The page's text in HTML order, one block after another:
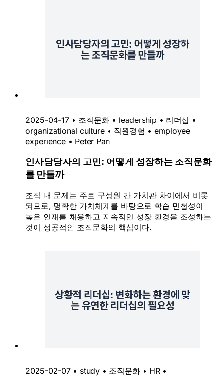
2025-04-17 • 조직문화 • leadership • 리더십 •
organizational culture • 직원경험 • employee
experience • Peter Pan
인사담당자의 고민: 어떻게 성장하는 조직문화
를 만들까
조직 내 문제는 주로 구성원 간 가치관 차이에서 비롯
되므로, 명확한 가치체계를 바탕으로 학습 민첩성이
높은 인재를 채용하고 지속적인 성장 환경을 조성하는
것이 성공적인 조직문화의 핵심이다.
2025-02-07 • study • 조직문화 • HR •